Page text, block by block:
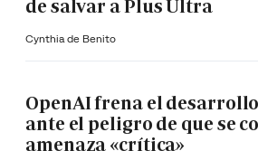
de salvar a Plus Ultra
Cynthia de Benito
OpenAI frena el
ante el peligro de que se
amenaza «crítica»